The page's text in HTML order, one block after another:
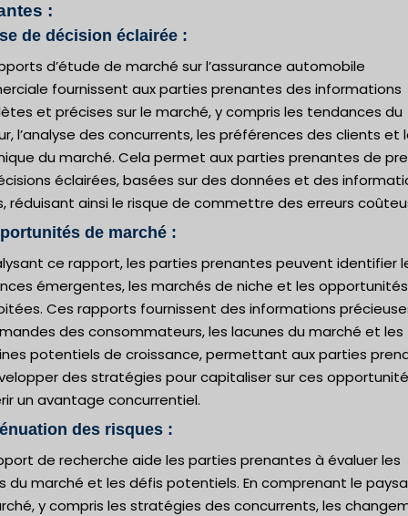
:
de décision éclairée :
d’étude de marché sur l’assurance automobile
fournissent aux parties prenantes des informations
et précises sur le marché, y compris les tendances du
l’analyse des concurrents, les préférences des clients et
du marché. Cela permet aux parties prenantes de
éclairées, basées sur des données et des
réduisant ainsi le risque de commettre des erreurs
de marché :
ce rapport, les parties prenantes peuvent identifier
émergentes, les marchés de niche et les opportunités
Ces rapports fournissent des informations
des consommateurs, les lacunes du marché et les
potentiels de croissance, permettant aux parties
des stratégies pour capitaliser sur ces
un avantage concurrentiel.
des risques :
de recherche aide les parties prenantes à évaluer les
du marché et les défis potentiels. En comprenant le
y compris les stratégies des concurrents, les